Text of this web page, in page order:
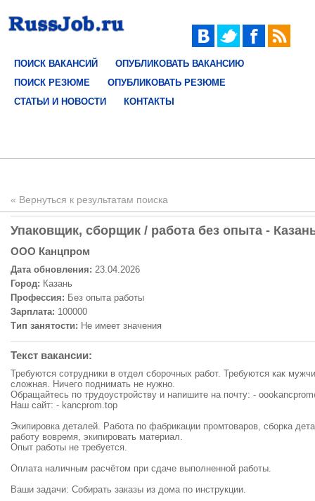
ПОИСК ВАКАНСИЙ
ОПУБЛИКОВАТЬ ВАКАНСИЮ
ПОИСК РЕЗЮМЕ
ОПУБЛИКОВАТЬ РЕЗЮМЕ
СТАТЬИ И НОВОСТИ
КОНТАКТЫ
« Вернуться к результатам поиска
Упаковщик, сборщик / работа без опыта -
ООО Канцпром
Дата обновления: 23.04.2026
Город: Казань
Профессия: Без опыта работы
Зарплата: 100000
Тип занятости: Не имеет значения
Текст вакансии:
Требуются сотрудники в отдел сборочных работ. Требуются как
сложная. Ничего поднимать не нужно.
Обращайтесь по трудоустройству и напишите на почту: -
Наш сайт: - kancprom.top
Экипировка деталей. Работа по фабрикации промтоваров, сборка
работу вовремя, экипировать материал.
Опыт работы не требуется.
Оплата наличным расчётом при сдаче выполненной работы.
Ваши задачи: Собирать заказы из дома по инструкции.